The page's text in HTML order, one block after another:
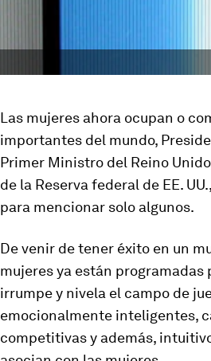
Las mujeres ahora ocupan o
importantes del mundo,
Primer Ministro del Reino
de la Reserva federal de EE.
para mencionar solo algunos.
De venir de tener éxito en un
mujeres ya están programadas
irrumpe y nivela el campo de
emocionalmente inteligentes,
competitivas y además,